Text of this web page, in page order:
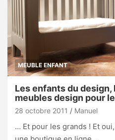
MEUBLE ENFANT
Les enfants du design,
meubles design pour
28 octobre 2011 Manuel
… Et pour les grands ! Et